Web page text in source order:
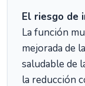
El riesgo de
La función
mejorada de
saludable de
la reducción